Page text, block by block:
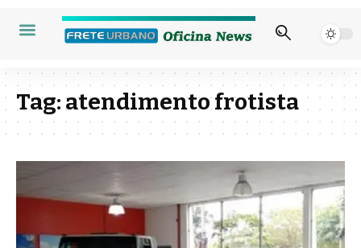
Tag:atendimento frotista